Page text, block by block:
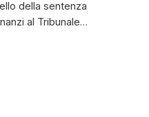
della sentenza
al Tribunale…